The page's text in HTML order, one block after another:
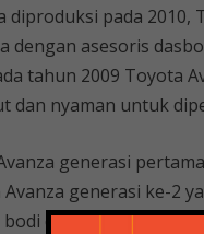
diproduksi pada
dengan asesoris
tahun 2009 Toyota
dan nyaman untuk
generasi
generasi ke-2
dengan baik,